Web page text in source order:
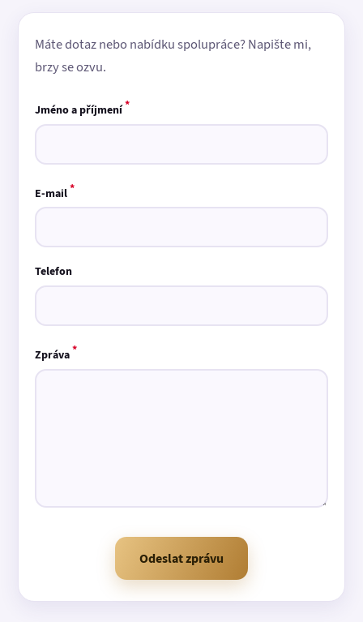
Máte dotaz nebo nabídku spolupráce? Napište mi,
brzy se ozvu.
Jméno a příjmení*
E-mail*
Telefon
Zpráva*
Odeslat zprávu